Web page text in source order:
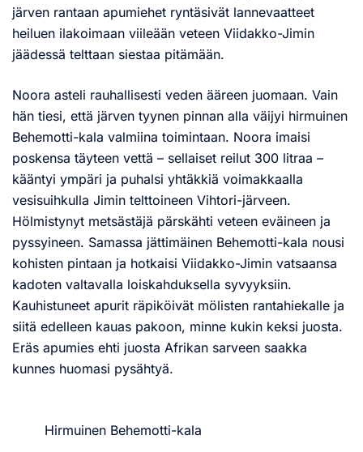
järven rantaan apumiehet ryntäsivät lannevaatteet
heiluen ilakoimaan viileään veteen Viidakko-Jimin
jäädessä telttaan siestaa pitämään.
Noora asteli rauhallisesti veden ääreen juomaan. Vain
hän tiesi, että järven tyynen pinnan alla väijyi hirmuinen
Behemotti-kala valmiina toimintaan. Noora imaisi
poskensa täyteen vettä – sellaiset reilut 300 litraa –
kääntyi ympäri ja puhalsi yhtäkkiä voimakkaalla
vesisuihkulla Jimin telttoineen Vihtori-järveen.
Hölmistynyt metsästäjä pärskähti veteen eväineen ja
pyssyineen. Samassa jättimäinen Behemotti-kala nousi
kohisten pintaan ja hotkaisi Viidakko-Jimin vatsaansa
kadoten valtavalla loiskahduksella syvyyksiin.
Kauhistuneet apurit räpiköivät mölisten rantahiekalle ja
siitä edelleen kauas pakoon, minne kukin keksi juosta.
Eräs apumies ehti juosta Afrikan sarveen saakka
kunnes huomasi pysähtyä.
Hirmuinen Behemotti-kala